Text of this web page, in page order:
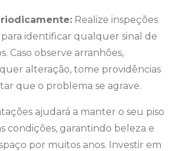
Realize inspeções
identificar qualquer sinal de
Caso observe arranhões,
alteração, tome providências
que o problema se agrave.
ajudará a manter o seu piso
condições, garantindo beleza e
por muitos anos. Investir em